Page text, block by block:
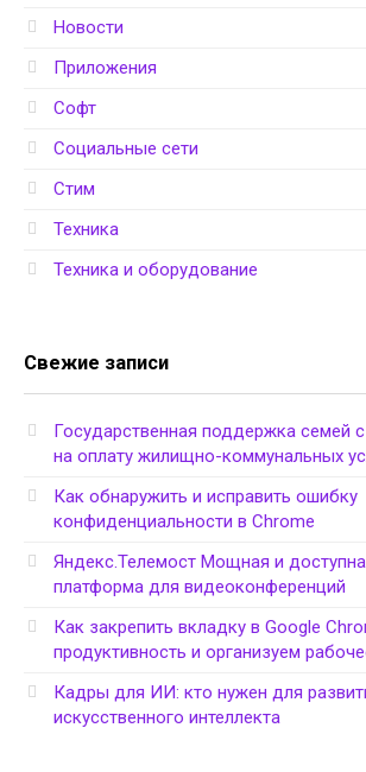
Новости
Приложения
Софт
Социальные сети
Стим
Техника
Техника и оборудование
Свежие записи
Государственная поддержка семей
на оплату жилищно-коммунальных
Как обнаружить и исправить ошибку
конфиденциальности в Chrome
Яндекс.Телемост Мощная и
платформа для видеоконференций
Как закрепить вкладку в Google
продуктивность и организуем
Кадры для ИИ: кто нужен для
искусственного интеллекта